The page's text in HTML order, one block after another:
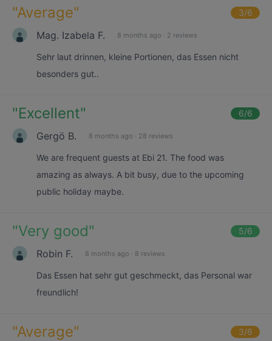
"Average" 3/6
Mag. Izabela F. 8 months ago · 2 reviews
Sehr laut drinnen, kleine Portionen, das Essen nicht
besonders gut..
"Excellent" 6/6
Gergö B. 8 months ago · 28 reviews
We are frequent guests at Ebi 21. The food was
amazing as always. A bit busy, due to the upcoming
public holiday maybe.
"Very good" 5/6
Robin F. 8 months ago · 8 reviews
Das Essen hat sehr gut geschmeckt, das Personal war
freundlich!
"Average" 3/6